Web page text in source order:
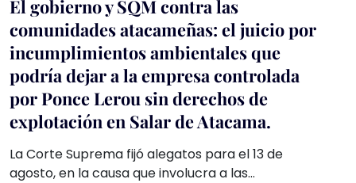
El gobierno y SQM contra las
comunidades atacameñas: el juicio por
incumplimientos ambientales que
podría dejar a la empresa controlada
por Ponce Lerou sin derechos de
explotación en Salar de Atacama.
La Corte Suprema fijó alegatos para el 13 de
agosto, en la causa que involucra a las